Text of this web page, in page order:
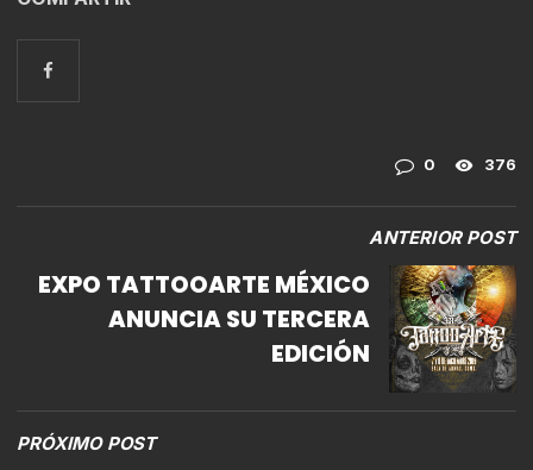
0 376
ANTERIOR POST
EXPO TATTOOARTE MÉXICO
ANUNCIA SU TERCERA
EDICIÓN
PRÓXIMO POST